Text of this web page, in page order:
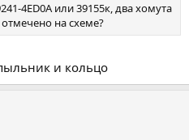
4ED0A или 39155к, два хомута
на схеме?
и кольцо